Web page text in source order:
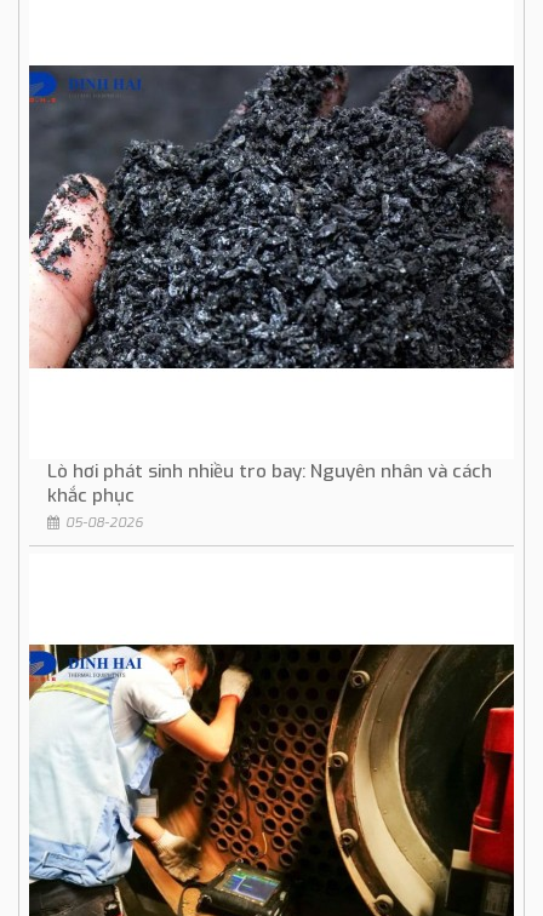
Lò hơi phát sinh nhiều tro bay: Nguyên nhân và cách
khắc phục
05-08-2026